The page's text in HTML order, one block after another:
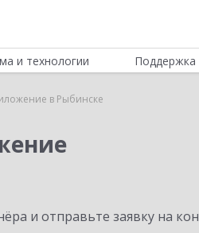
и технологии Поддержка
в Рыбинске
и отправьте заявку на